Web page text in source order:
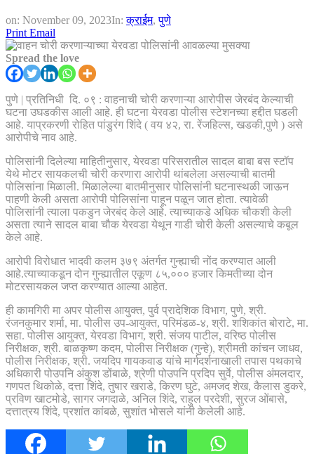
on: November 09, 2023In:क्राईम,पुणे
Print Email
Spread the love
पुणे | प्रतिनिधी दि. ०९ : वाहनाची चोरी करणाऱ्या आरोपीस जेरबंद केल्याची
घटना उघडकीस आली आहे. ही घटना येरवडा पोलीस स्टेशनच्या हद्दीत घडली
आहे. याप्रकरणी रोहित पांडुरंग शिंदे ( वय ४२, रा. रेंजहिल्स, खडकी,पुणे ) असे
आरोपीचे नाव आहे.
पोलिसांनी दिलेल्या माहितीनुसार, येरवडा परिसरातील सादल बाबा बस स्टॉप
येथे मोटर सायकलची चोरी करणारा आरोपी थांबलेला असल्याची बातमी
पोलिसांना मिळाली. मिळालेल्या बातमीनुसार पोलिसांनी घटनास्थळी जाऊन
पाहणी केली असता आरोपी पोलिसांना पाहून पळून जात होता. त्यावेळी
पोलिसांनी त्याला पकडुन जेरबंद केले आहे. त्याच्याकडे अधिक चौकशी केली
असता त्याने सादल बाबा चौक येरवडा येथून गाडी चोरी केली असल्याचे कबूल
केले आहे.
आरोपी विरोधात भादवी कलम ३७९ अंतर्गत गुन्ह्याची नोंद करण्यात आली
आहे.त्याच्याकडून दोन गुन्ह्यातील एकूण ८५,००० हजार किमतीच्या दोन
मोटरसायकल जप्त करण्यात आल्या आहेत.
ही कामगिरी मा अपर पोलीस आयुक्त, पुर्व प्रादेशिक विभाग, पुणे, श्री.
रंजनकुमार शर्मा, मा. पोलीस उप-आयुक्त, परिमंडळ-४, श्री. शशिकांत बोराटे, मा.
सहा. पोलीस आयुक्त, येरवडा विभाग, श्री. संजय पाटील, वरिष्ठ पोलीस
निरीक्षक, श्री. बाळकृष्ण कदम, पोलीस निरीक्षक (गुन्हे), श्रीमती कांचन जाधव,
पोलीस निरीक्षक, श्री. जयदिप गायकवाड यांचे मार्गदर्शनाखाली तपास पथकाचे
अधिकारी पोउपनि अंकुश डोंबाळे, श्रेणी पोउपनि प्रदिप सुर्वे, पोलीस अंमलदार,
गणपत थिकोळे, दत्ता शिंदे, तुषार खराडे, किरण घुटे, अमजद शेख, कैलास डुकरे,
प्रविण खाटमोडे, सागर जगदाळे, अनिल शिंदे, राहुल परदेशी, सुरज ओंबासे,
दत्तात्रय शिंदे, प्रशांत कांबळे, सुशांत भोसले यांनी केलेली आहे.